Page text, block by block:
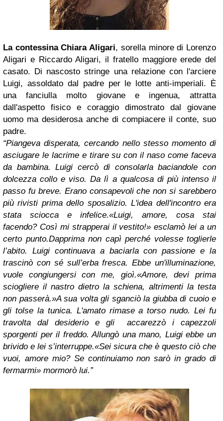
La contessina Chiara Aligari, sorella minore di Lorenzo
Aligari e Riccardo Aligari, il fratello maggiore erede del
casato. Di nascosto stringe una relazione con l'arciere
Luigi, assoldato dal padre per le lotte anti-imperiali. È
una fanciulla molto giovane e ingenua, attratta
dall'aspetto fisico e coraggio dimostrato dal giovane
uomo ma desiderosa anche di compiacere il conte, suo
padre.
“Piangeva disperata, cercando nello stesso momento di
asciugare le lacrime e tirare su con il naso come faceva
da bambina. Luigi cercò di consolarla baciandole con
dolcezza collo e viso. Da lì a qualcosa di più intenso il
passo fu breve. Erano consapevoli che non si sarebbero
più rivisti prima dello sposalizio. L'idea dell'incontro era
stata sciocca e infelice.«Luigi, amore, cosa stai
facendo? Così mi strapperai il vestito!» esclamò lei a un
certo punto.Dapprima non capì perché volesse toglierle
l’abito. Luigi continuava a baciarla con passione e la
trascinò con sé sull’erba fresca. Ebbe un'illuminazione,
vuole congiungersi con me, gioì.«Amore, devi prima
sciogliere il nastro dietro la schiena, altrimenti la testa
non passerà.»A sua volta gli sganciò la giubba di cuoio e
gli tolse la tunica. L'amato rimase a torso nudo. Lei fu
travolta dal desiderio e gli accarezzò i capezzoli
sporgenti per il freddo. Allungò una mano, Luigi ebbe un
brivido e lei s’interruppe.«Sei sicura che è questo ciò che
vuoi, amore mio? Se continuiamo non sarò in grado di
fermarmi» mormorò lui.”